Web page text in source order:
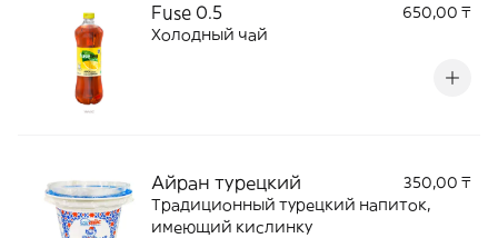
Fuse 0.5
650,00 ₸
Холодный чай
Айран турецкий
350,00 ₸
Традиционный турецкий напиток,
имеющий кислинку